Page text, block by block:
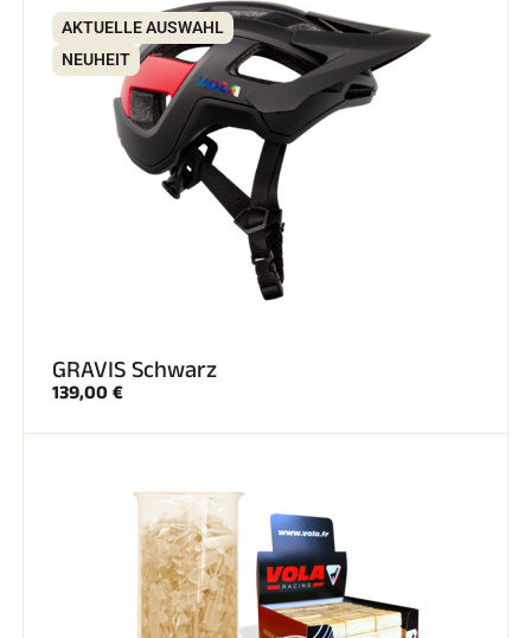
AKTUELLE AUSWAHL
NEUHEIT
GRAVIS Schwarz
139,00 €